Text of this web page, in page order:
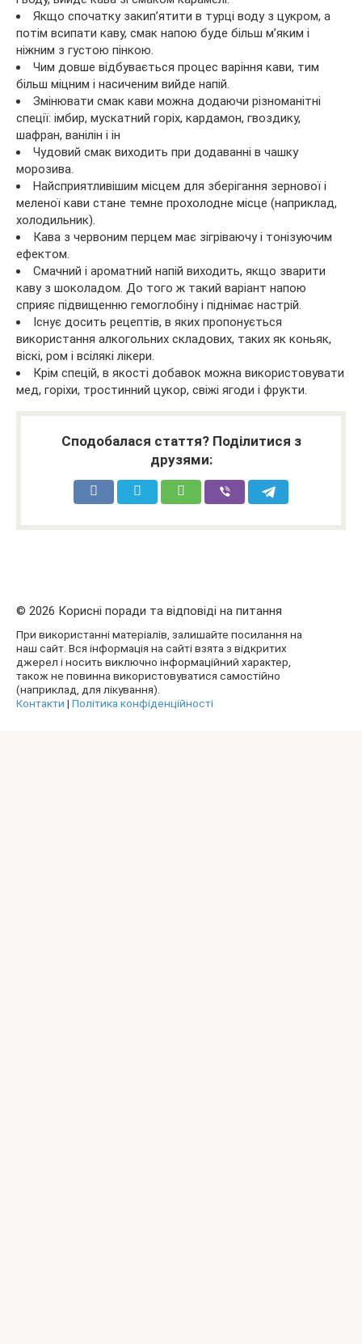
Якщо спочатку закип’ятити в турці воду з цукром, а
потім всипати каву, смак напою буде більш м’яким і
ніжним з густою пінкою.
Чим довше відбувається процес варіння кави, тим
більш міцним і насиченим вийде напій.
Змінювати смак кави можна додаючи різноманітні
спеції: імбир, мускатний горіх, кардамон, гвоздику,
шафран, ванілін і ін
Чудовий смак виходить при додаванні в чашку
морозива.
Найсприятливішим місцем для зберігання зернової і
меленої кави стане темне прохолодне місце (наприклад,
холодильник).
Кава з червоним перцем має зігріваючу і тонізуючим
ефектом.
Смачний і ароматний напій виходить, якщо зварити
каву з шоколадом. До того ж такий варіант напою
сприяє підвищенню гемоглобіну і піднімає настрій.
Існує досить рецептів, в яких пропонується
використання алкогольних складових, таких як коньяк,
віскі, ром і всілякі лікери.
Крім спецій, в якості добавок можна використовувати
мед, горіхи, тростинний цукор, свіжі ягоди і фрукти.
Сподобалася стаття? Поділитися з
друзями:
© 2026 Корисні поради та відповіді на питання
При використанні матеріалів, залишайте посилання на
наш сайт. Вся інформація на сайті взята з відкритих
джерел і носить виключно інформаційний характер,
також не повинна використовуватися самостійно
(наприклад, для лікування).
Контакти | Політика конфіденційності